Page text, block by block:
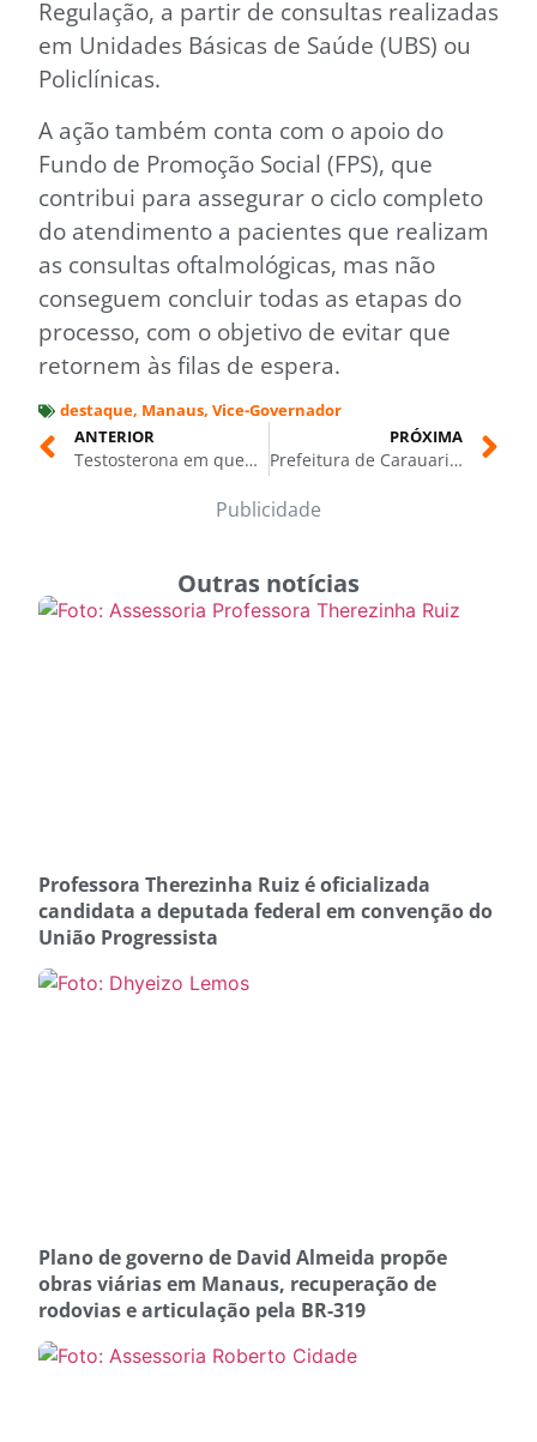
Regulação, a partir de consultas realizadas
em Unidades Básicas de Saúde (UBS) ou
Policlínicas.
A ação também conta com o apoio do
Fundo de Promoção Social (FPS), que
contribui para assegurar o ciclo completo
do atendimento a pacientes que realizam
as consultas oftalmológicas, mas não
conseguem concluir todas as etapas do
processo, com o objetivo de evitar que
retornem às filas de espera.
destaque, Manaus, Vice-Governador
ANTERIOR
Testosterona em queda: como o envelhecimento masculino afeta a saúde, a energia e a vida sexual
PRÓXIMA
Prefeitura de Carauari fortalece segurança alimentar e inicia entregas do Programa de Aquisição de Alimentos 2026
Publicidade
Outras notícias
Professora Therezinha Ruiz é oficializada
candidata a deputada federal em convenção do
União Progressista
Plano de governo de David Almeida propõe
obras viárias em Manaus, recuperação de
rodovias e articulação pela BR-319